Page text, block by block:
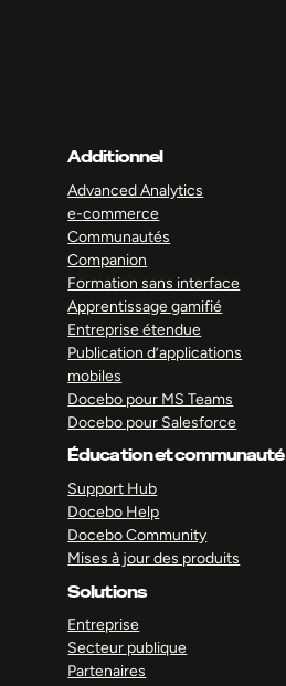
Additionnel
Advanced Analytics
e-commerce
Communautés
Companion
Formation sans interface
Apprentissage gamifié
Entreprise étendue
Publication d’applications
mobiles
Docebo pour MS Teams
Docebo pour Salesforce
Éducation et communauté
Support Hub
Docebo Help
Docebo Community
Mises à jour des produits
Solutions
Entreprise
Secteur publique
Partenaires